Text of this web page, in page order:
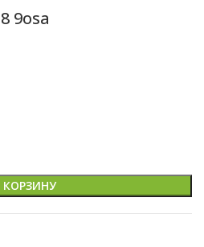
9osa
КОРЗИНУ